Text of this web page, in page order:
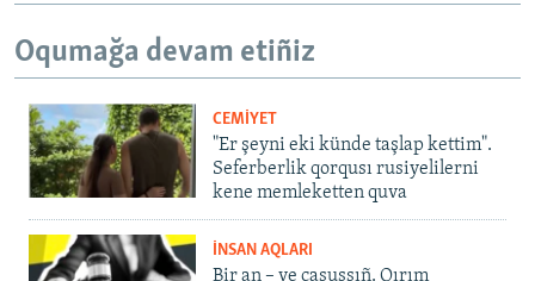
Oqumağa devam etiñiz
CEMİYET
"Er şeyni eki künde taşlap kettim".
Seferberlik qorqusı rusiyelilerni
kene memleketten quva
İNSAN AQLARI
Bir an – ve casussıñ. Qırım